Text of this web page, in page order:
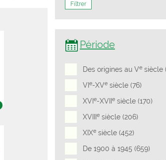
Filtrer
Période
Des origines au Ve siècle
VI e-XVe siècle (76)
XVI e-XVII e siècle (170)
XVIII
e siècle (206)
XIXe siècle (452)
De 1900 à 1945 (659)